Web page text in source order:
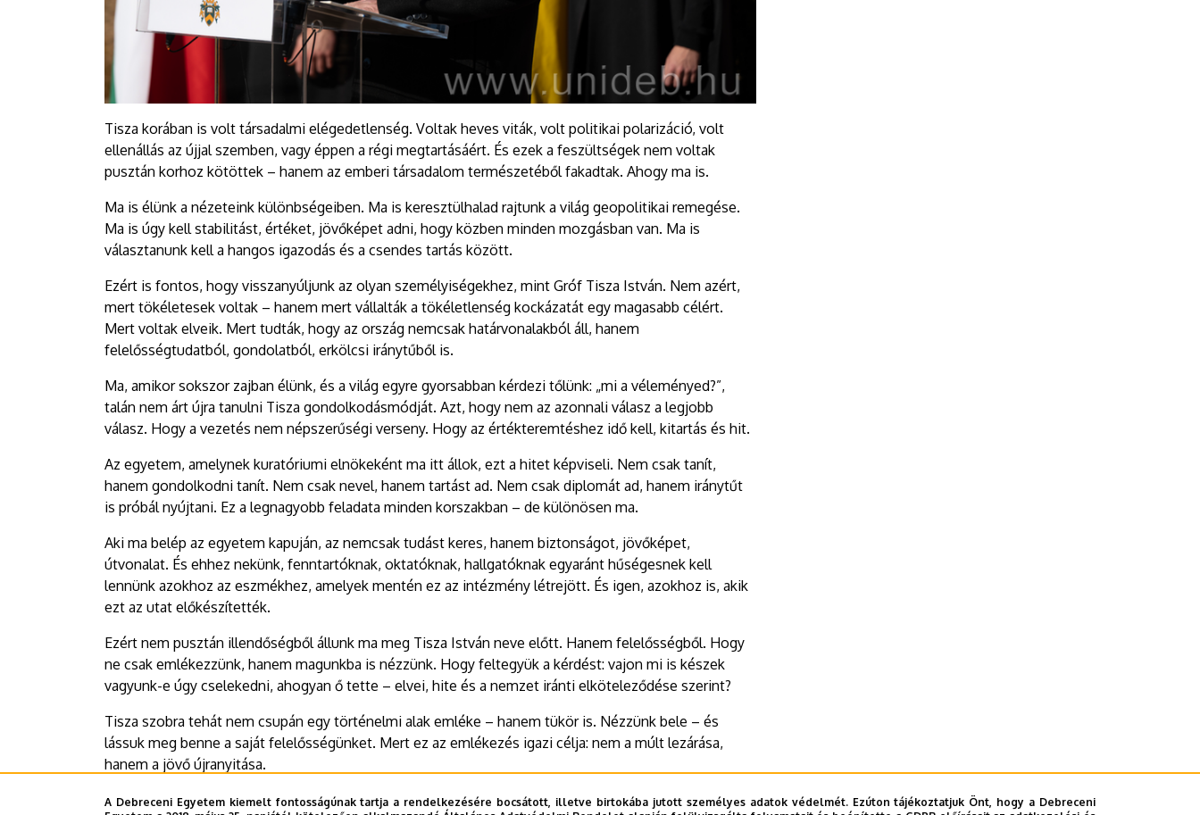
Tisza korában is volt társadalmi elégedetlenség. Voltak heves viták, volt politikai polarizáció, volt
ellenállás az újjal szemben, vagy éppen a régi megtartásáért. És ezek a feszültségek nem voltak
pusztán korhoz kötöttek – hanem az emberi társadalom természetéből fakadtak. Ahogy ma is.
Ma is élünk a nézeteink különbségeiben. Ma is keresztülhalad rajtunk a világ geopolitikai remegése.
Ma is úgy kell stabilitást, értéket, jövőképet adni, hogy közben minden mozgásban van. Ma is
választanunk kell a hangos igazodás és a csendes tartás között.
Ezért is fontos, hogy visszanyúljunk az olyan személyiségekhez, mint Gróf Tisza István. Nem azért,
mert tökéletesek voltak – hanem mert vállalták a tökéletlenség kockázatát egy magasabb célért.
Mert voltak elveik. Mert tudták, hogy az ország nemcsak határvonalakból áll, hanem
felelősségtudatból, gondolatból, erkölcsi iránytűből is.
Ma, amikor sokszor zajban élünk, és a világ egyre gyorsabban kérdezi tőlünk: „mi a véleményed?”,
talán nem árt újra tanulni Tisza gondolkodásmódját. Azt, hogy nem az azonnali válasz a legjobb
válasz. Hogy a vezetés nem népszerűségi verseny. Hogy az értékteremtéshez idő kell, kitartás és hit.
Az egyetem, amelynek kuratóriumi elnökeként ma itt állok, ezt a hitet képviseli. Nem csak tanít,
hanem gondolkodni tanít. Nem csak nevel, hanem tartást ad. Nem csak diplomát ad, hanem iránytűt
is próbál nyújtani. Ez a legnagyobb feladata minden korszakban – de különösen ma.
Aki ma belép az egyetem kapuján, az nemcsak tudást keres, hanem biztonságot, jövőképet,
útvonalat. És ehhez nekünk, fenntartóknak, oktatóknak, hallgatóknak egyaránt hűségesnek kell
lennünk azokhoz az eszmékhez, amelyek mentén ez az intézmény létrejött. És igen, azokhoz is, akik
ezt az utat előkészítették.
Ezért nem pusztán illendőségből állunk ma meg Tisza István neve előtt. Hanem felelősségből. Hogy
ne csak emlékezzünk, hanem magunkba is nézzünk. Hogy feltegyük a kérdést: vajon mi is készek
vagyunk-e úgy cselekedni, ahogyan ő tette – elvei, hite és a nemzet iránti elköteleződése szerint?
Tisza szobra tehát nem csupán egy történelmi alak emléke – hanem tükör is. Nézzünk bele – és
lássuk meg benne a saját felelősségünket. Mert ez az emlékezés igazi célja: nem a múlt lezárása,
hanem a jövő újranyitása.
Köszönöm, hogy együtt emlékezünk – és hogy együtt dolgozunk azon, hogy az, amit Gróf Tisza
A Debreceni Egyetem kiemelt fontosságúnak tartja a rendelkezésére bocsátott, illetve birtokába jutott személyes adatok védelmét. Ezúton tájékoztatjuk Önt, hogy a Debreceni